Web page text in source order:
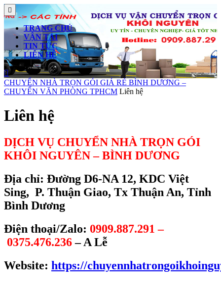
Skip
to
content
Skip
content
Button
TRANG CHỦ
VẬN TẢI
TIN TỨC
LIÊN HỆ
Close
Button
CHUYỂN NHÀ TRỌN GÓI GIÁ RẺ BÌNH DƯƠNG –
CHUYỂN VĂN PHÒNG TPHCM Liên hệ
Liên hệ
DỊCH VỤ CHUYỂN NHÀ TRỌN GÓI
KHÔI NGUYÊN – BÌNH DƯƠNG
Địa chỉ: Đường D6-NA 12, KDC Việt
Sing, P. Thuận Giao, Tx Thuận An, Tỉnh
Bình Dương
Điện thoại/Zalo: 0909.887.291 –
0375.476.236– A Lễ
Website: https://